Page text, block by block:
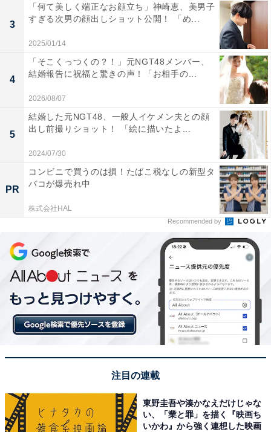
3
「何て美しく端正なお顔立ち」神崎恵、美男子
すぎる次男の顔出しショット公開！ 「め...
2025/01/14
4
「そこくっつくの？！」元NGT48メンバー、
結婚報告に祝福と驚きの声！「お相手の...
2026/08/07
5
結婚した元NGT48、一般人イケメン夫との顔
出し前撮りショット！ 「絵に描いたよ...
2024/07/30
PR
コンビニで買うのは損！たばこ税なしの新型タ
バコが爆売れ中
株式会社HAL
Recommended by
注目の連載
東野圭吾や湊かなえだけじゃな
い、「業と罪」を描く『映画ち
いかわ』から強く連想した映画